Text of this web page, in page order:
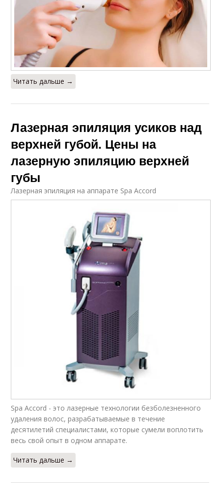
Читать дальше →
Лазерная эпиляция усиков над
верхней губой. Цены на
лазерную эпиляцию верхней
губы
Лазерная эпиляция на аппарате Spa Accord
Spa Accord - это лазерные технологии безболезненного
удаления волос, разрабатываемые в течение
десятилетий специалистами, которые сумели воплотить
весь свой опыт в одном аппарате.
Читать дальше →